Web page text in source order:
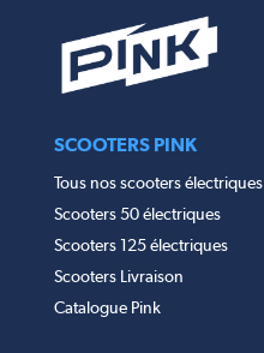
SCOOTERS PINK
Tous nos scooters électriques
Scooters 50 électriques
Scooters 125 électriques
Scooters Livraison
Catalogue Pink